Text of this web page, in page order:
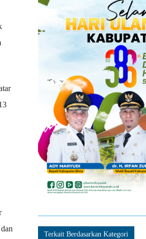
Terkait Berdasarkan Kategori